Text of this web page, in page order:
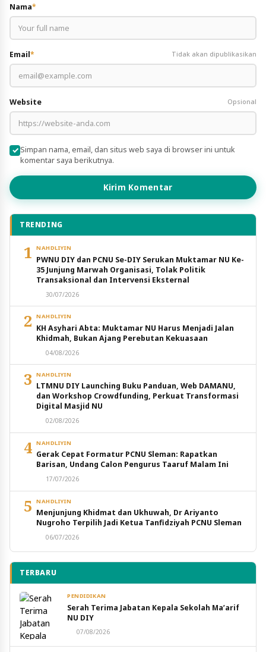
Nama*
Email* Tidak akan dipublikasikan
Website Opsional
Simpan nama, email, dan situs web saya di browser ini untuk
komentar saya berikutnya.
Kirim Komentar
TRENDING
1 NAHDLIYIN
PWNU DIY dan PCNU Se-DIY Serukan Muktamar NU Ke-
35 Junjung Marwah Organisasi, Tolak Politik
Transaksional dan Intervensi Eksternal
30/07/2026
2 NAHDLIYIN
KH Asyhari Abta: Muktamar NU Harus Menjadi Jalan
Khidmah, Bukan Ajang Perebutan Kekuasaan
04/08/2026
3 NAHDLIYIN
LTMNU DIY Launching Buku Panduan, Web DAMANU,
dan Workshop Crowdfunding, Perkuat Transformasi
Digital Masjid NU
02/08/2026
4 NAHDLIYIN
Gerak Cepat Formatur PCNU Sleman: Rapatkan
Barisan, Undang Calon Pengurus Taaruf Malam Ini
17/07/2026
5 NAHDLIYIN
Menjunjung Khidmat dan Ukhuwah, Dr Ariyanto
Nugroho Terpilih Jadi Ketua Tanfidziyah PCNU Sleman
06/07/2026
TERBARU
PENDIDIKAN
Serah Terima Jabatan Kepala Sekolah Ma’arif
NU DIY
07/08/2026